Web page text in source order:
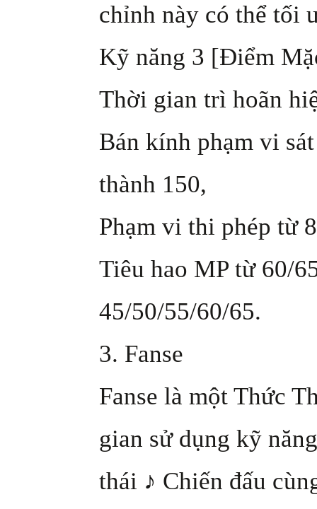
chỉnh này có thể tối
Kỹ năng 3 [Điểm
Thời gian trì hoãn
Bán kính phạm vi
thành 150,
Phạm vi thi phép từ
Tiêu hao MP từ 60/
45/50/55/60/65.
3. Fanse
Fanse là một Thức
gian sử dụng kỹ
thái ♪ Chiến đấu